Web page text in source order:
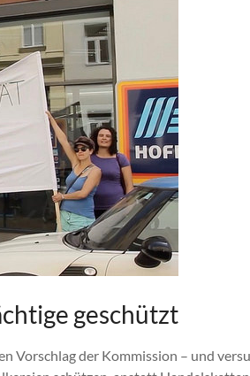
geschützt
Vorschlag der Kommission – und